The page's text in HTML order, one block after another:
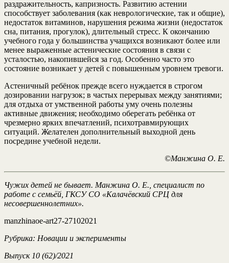
раздражительность, капризность. Развитию астении
способствует заболевания (как неврологические, так и общие),
недостаток витаминов, нарушения режима жизни (недостаток
сна, питания, прогулок), длительный стресс. К окончанию
учебного года у большинства учащихся возникают более или
менее выраженные астенические состояния в связи с
усталостью, накопившейся за год. Особенно часто это
состояние возникает у детей с повышенным уровнем тревоги.
Астеничный ребёнок прежде всего нуждается в строгом
дозировании нагрузок; в частых перерывах между занятиями;
для отдыха от умственной работы уму очень полезны
активные движения; необходимо оберегать ребёнка от
чрезмерно ярких впечатлений, психотравмирующих
ситуаций. Желателен дополнительный выходной день
посредине учебной недели.
©Манжина О. Е.
Чужих детей не бывает. Манжина О. Е., специалист по
работе с семьёй, ГКСУ СО «Калачёвский СРЦ для
несовершеннолетних».
manzhinaoe-art27-27102021
Рубрика: Новации и эксперименты
Выпуск 10 (62)/2021